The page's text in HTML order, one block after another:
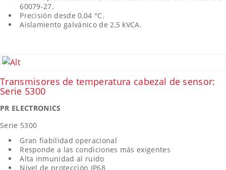
60079-27.
Precisión desde 0,04 °C.
Aislamiento galvánico de 2,5 kVCA.
Transmisores de temperatura cabezal de sensor:
Serie 5300
PR ELECTRONICS
Serie 5300
Gran fiabilidad operacional
Responde a las condiciones más exigentes
Alta inmunidad al ruido
Nivel de protección IP68